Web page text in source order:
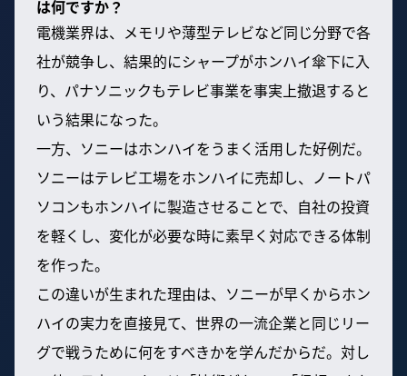
は何ですか？
電機業界は、メモリや薄型テレビなど同じ分野で各
社が競争し、結果的にシャープがホンハイ傘下に入
り、パナソニックもテレビ事業を事実上撤退すると
いう結果になった。
一方、ソニーはホンハイをうまく活用した好例だ。
ソニーはテレビ工場をホンハイに売却し、ノートパ
ソコンもホンハイに製造させることで、自社の投資
を軽くし、変化が必要な時に素早く対応できる体制
を作った。
この違いが生まれた理由は、ソニーが早くからホン
ハイの実力を直接見て、世界の一流企業と同じリー
グで戦うために何をすべきかを学んだからだ。対し